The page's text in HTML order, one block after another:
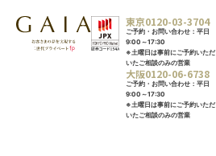
東京0120-03-3704
ご予約・お問い合わせ：平日
9:00～17:30
※土曜日は事前にご予約いただ
いたご相談のみの営業
大阪0120-06-6738
ご予約・お問い合わせ：平日
9:00～17:30
※土曜日は事前にご予約いただ
いたご相談のみの営業